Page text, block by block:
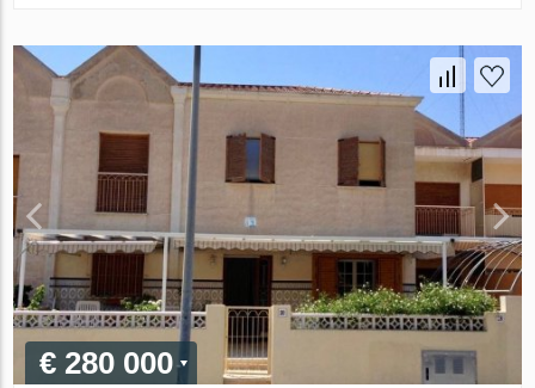
€ 280 000